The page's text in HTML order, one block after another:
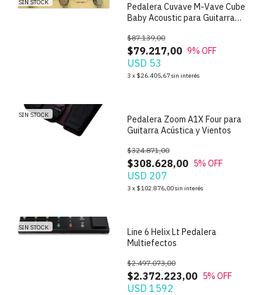
SIN STOCK
Pedalera Cuvave M-Vave Cube
Baby Acoustic para Guitarra
$79.217,00
$87.139,00
9% OFF
USD 53
3 x $26.405,67sin interés
SIN STOCK
Pedalera Zoom A1X Four para
Guitarra Acústica y Vientos
$308.628,00
$324.871,00
5% OFF
USD 207
3 x $102.876,00sin interés
SIN STOCK
Line 6 Helix Lt Pedalera
Multiefectos
$2.372.223,00
$2.497.073,00
5% OFF
USD 1592